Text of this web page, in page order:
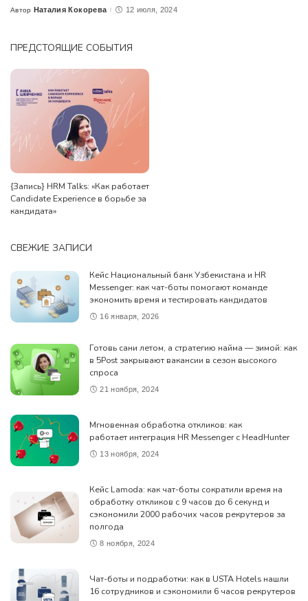
Posted
Автор Наталия Кокорева 12 июля, 2024
ПРЕДСТОЯЩИЕ СОБЫТИЯ
{Запись} HRM Talks: «Как работает
Candidate Experience в борьбе за
кандидата»
СВЕЖИЕ ЗАПИСИ
Кейс Национальный банк Узбекистана и HR
Messenger: как чат-боты помогают команде
экономить время и тестировать кандидатов
16 января, 2026
Готовь сани летом, а стратегию найма — зимой: как
в 5Post закрывают вакансии в сезон высокого
спроса
21 ноября, 2024
Мгновенная обработка откликов: как
работает интеграция HR Messenger с HeadHunter
13 ноября, 2024
Кейс Lamoda: как чат-боты сократили время на
обработку откликов с 9 часов до 6 секунд и
сэкономили 2000 рабочих часов рекрутеров за
полгода
8 ноября, 2024
Чат-боты и подработки: как в USTA Hotels нашли
16 сотрудников и сэкономили 6 часов рекрутеров